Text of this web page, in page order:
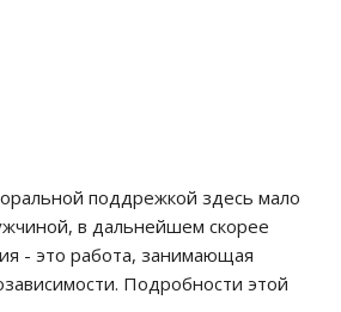
поддрежкой здесь мало
в дальнейшем скорее
- это работа, занимающая
Подробности этой